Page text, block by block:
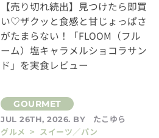
【売り切れ続出】見つけたら即買
い♡ザクッと食感と甘じょっぱさ
がたまらない！「FLOOM（フル
ーム）塩キャラメルショコラサン
ド」を実食レビュー
JUL 26TH, 2026. BY
たこゆら
グルメ > スイーツ／パン